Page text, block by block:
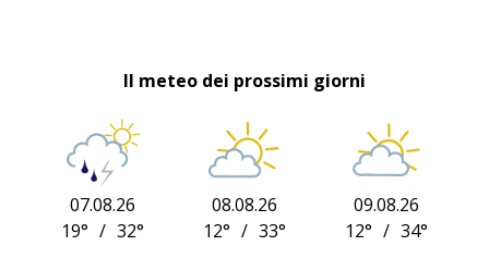
Il meteo dei prossimi giorni
07.08.26
19° / 32°
08.08.26
12° / 33°
09.08.26
12° / 34°